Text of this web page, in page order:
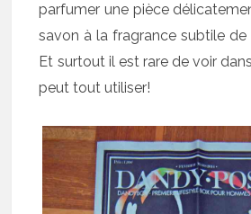
parfumer une pièce
savon à la fragrance subtile de
Et surtout il est rare de voir
peut tout utiliser!